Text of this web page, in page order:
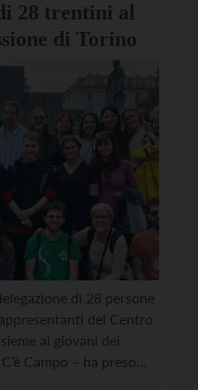
28 trentini al
di Torino
di 28 persone
del Centro
ai giovani dei
Campo – ha preso